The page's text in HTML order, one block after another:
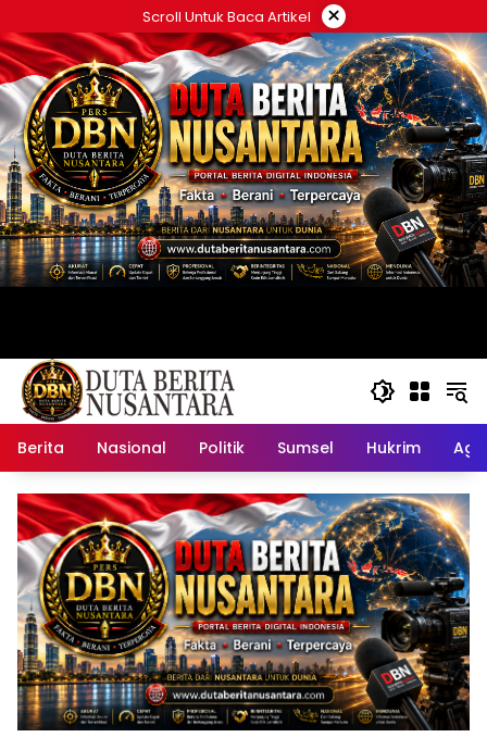
ke
konten
Scroll Untuk Baca Artikel ×
Berita Nasional Politik Sumsel Hukrim